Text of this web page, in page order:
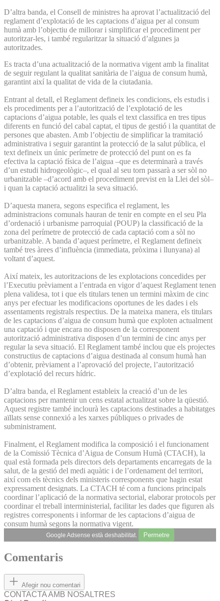
D’altra banda, el Consell de ministres ha aprovat l’actualització del
reglament d’explotació de les captacions d’aigua per al consum
humà amb l’objectiu de millorar i simplificar el procediment per
autoritzar-les, i també regularitzar la situació d’algunes ja
autoritzades.
Es tracta d’una actualització de la normativa vigent amb la finalitat
de seguir regulant la qualitat sanitària de l’aigua de consum humà,
garantint així la qualitat de vida de la ciutadania.
Entrant al detall, el Reglament defineix les condicions, els estudis i
els procediments per a l’autorització de l’explotació de les
captacions d’aigua potable, les quals el text classifica en tres tipus
diferents en funció del cabal captat, el tipus de gestió i la quantitat de
persones que abasten. Amb l’objectiu de simplificar la tramitació
administrativa i seguir garantint la protecció de la salut pública, el
text defineix un únic perímetre de protecció del punt on es fa
efectiva la captació física de l’aigua –que es determinarà a través
d’un estudi hidrogeològic–, el qual al seu torn passarà a ser sòl no
urbanitzable –d’acord amb el procediment previst en la Llei del sòl–
i quan la captació actualitzi la seva situació.
D’aquesta manera, segons especifica el reglament, les
administracions comunals hauran de tenir en compte en el seu Pla
d’ordenació i urbanisme parroquial (POUP) la classificació de la
zona del perímetre de protecció de cada captació com a sòl no
urbanitzable. A banda d’aquest perímetre, el Reglament defineix
també tres àrees d’influència (immediata, pròxima i llunyana) al
voltant d’aquest.
Així mateix, les autoritzacions de les explotacions concedides per
l’Executiu prèviament a l’entrada en vigor d’aquest Reglament tenen
plena validesa, tot i que els titulars tenen un termini màxim de cinc
anys per efectuar les modificacions oportunes de les dades i els
assentaments registrals respectius. De la mateixa manera, els titulars
de les captacions d’aigua de consum humà que exploten actualment
una captació i que encara no disposen de la corresponent
autorització administrativa disposen d’un termini de cinc anys per
regular la seva situació. El Reglament també inclou que els projectes
constructius de captacions d’aigua destinada al consum humà han
d’obtenir, prèviament a l’aprovació del projecte, l’autorització
d’explotació del recurs hídric.
D’altra banda, el Reglament estableix la creació d’un de les
captacions per mantenir un cens estatal actualitzat sobre la qüestió.
Aquest registre també inclourà les captacions destinades a habitatges
aïllats sense connexió a les xarxes públiques o privades de
subministrament.
Finalment, el Reglament modifica la composició i el funcionament
de la Comissió Tècnica d’Aigua de Consum Humà (CTACH), la
qual està formada pels directors dels departaments encarregats de la
salut, de la gestió del medi aquàtic i de l’ordenament del territori,
així com els tècnics dels ministeris corresponents que hagin estat
expressament designats. La CTACH té com a funcions principals
coordinar l’aplicació de la normativa sectorial, elaborar protocols per
coordinar el treball interministerial, facilitar les dades que figuren als
registres corresponents i informar de les captacions d’aigua de
consum humà segons la normativa vigent.
Google Adsense està deshabilitat. Permetre
Comentaris
Afegir nou comentari
CONTACTA AMB NOSALTRES